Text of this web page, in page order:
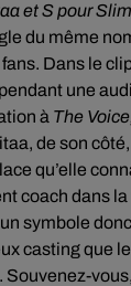
et S pour
du même
Dans le
une
à The Voice
, de son
qu’elle
coach dans
symbole
casting que
Souvenez-